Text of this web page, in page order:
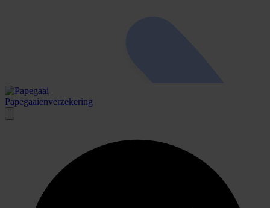
Papegaai­enver­zeker­ing